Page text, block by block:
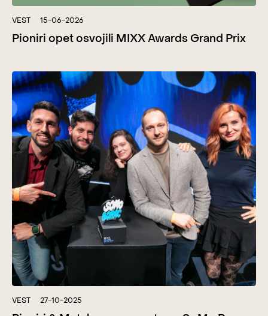
VEST 15-06-2026
Pioniri opet osvojili MIXX Awards Grand Prix
VEST 27-10-2025